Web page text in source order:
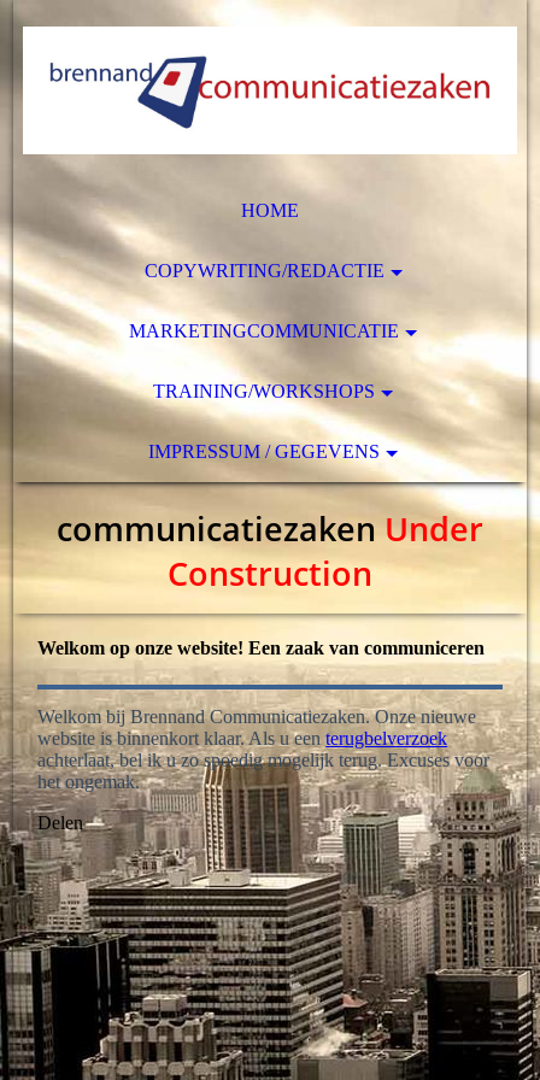
HOME
COPYWRITING/REDACTIE
MARKETINGCOMMUNICATIE
TRAINING/WORKSHOPS
IMPRESSUM / GEGEVENS
communicatiezakenUnder
Construction
Welkom op onze website! Een zaak van communiceren
Welkom bij Brennand Communicatiezaken. Onze nieuwe
website is binnenkort klaar. Als u eenterugbelverzoek
achterlaat, bel ik u zo spoedig mogelijk terug. Excuses voor
het ongemak.
Delen